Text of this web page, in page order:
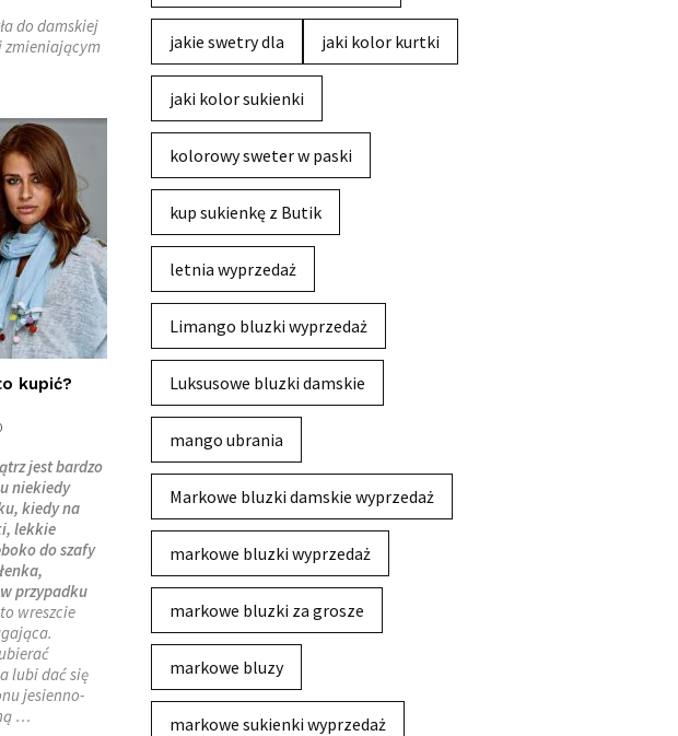
do damskiej
zmieniającym
kupić?
jest bardzo
niekiedy
kiedy na
lekkie
do szafy
przypadku
wreszcie
lubi dać się
jesienno-
…
jakie swetry dla jaki kolor kurtki
jaki kolor sukienki
kolorowy sweter w paski
kup sukienkę z Butik
letnia wyprzedaż
Limango bluzki wyprzedaż
Luksusowe bluzki damskie
mango ubrania
Markowe bluzki damskie wyprzedaż
markowe bluzki wyprzedaż
markowe bluzki za grosze
markowe bluzy
markowe sukienki wyprzedaż